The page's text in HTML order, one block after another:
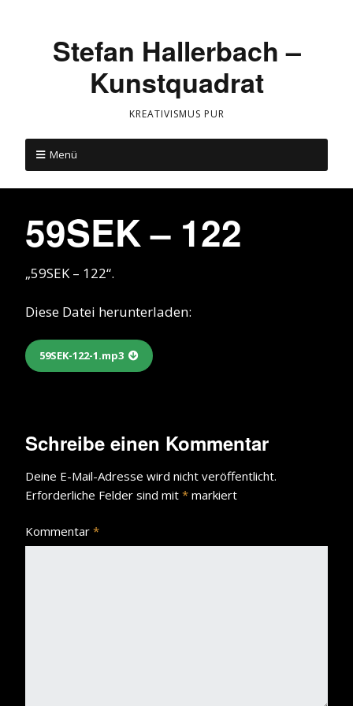
Stefan Hallerbach –
Kunstquadrat
KREATIVISMUS PUR
Menü
59SEK – 122
„59SEK – 122“.
Diese Datei herunterladen:
59SEK-122-1.mp3
Schreibe einen Kommentar
Deine E-Mail-Adresse wird nicht veröffentlicht.
Erforderliche Felder sind mit * markiert
Kommentar *